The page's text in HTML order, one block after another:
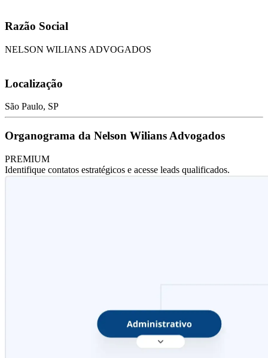
Razão Social
NELSON WILIANS ADVOGADOS
Localização
São Paulo, SP
Organograma da Nelson Wilians Advogados
PREMIUM
Identifique contatos estratégicos e acesse leads qualificados.